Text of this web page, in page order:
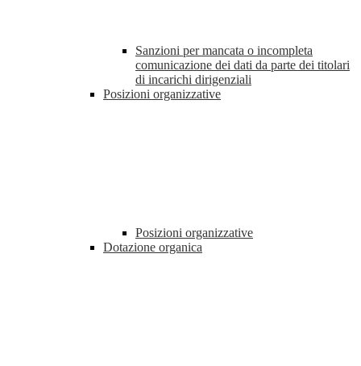
Sanzioni per mancata o incompleta
comunicazione dei dati da parte dei titolari
di incarichi dirigenziali
Posizioni organizzative
Posizioni organizzative
Dotazione organica